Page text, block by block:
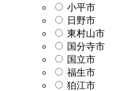
小平市
日野市
東村山市
国分寺市
国立市
福生市
狛江市